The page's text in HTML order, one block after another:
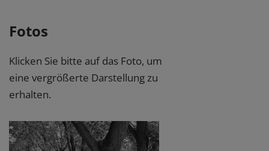
Fotos
Klicken Sie bitte auf das Foto, um
eine vergrößerte Darstellung zu
erhalten.